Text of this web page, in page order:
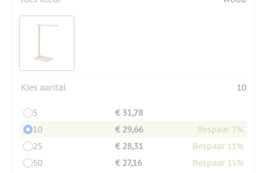
Kies aantal 10
5
€ 31,78
10
€ 29,66
Bespaar 7%
25
€ 28,31
Bespaar 11%
50
€ 27,16
Bespaar 15%